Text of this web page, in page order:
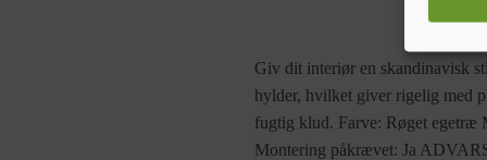
Giv dit interiør en skandinavisk
hylder, hvilket giver rigelig med
fugtig klud. Farve: Røget
Montering påkrævet: Ja